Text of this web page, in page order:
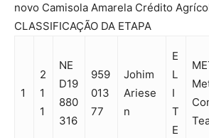
novo Camisola Amarela Crédito
CLASSIFICAÇÃO DA ETAPA
1
2
1
1
NE
D19
880
316
959
013
77
Johim
Ariese
n
E
L
I
T
E